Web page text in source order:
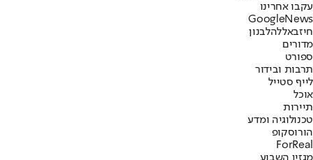
עקבו אחרינו
Googl eNews
חיזבאללהלבנון
מדורים
ספורט
תרבות ובידור
לייף סטייל
אוכל
תיירות
טכנולוגיה ומדע
הורוסקופ
ForReal